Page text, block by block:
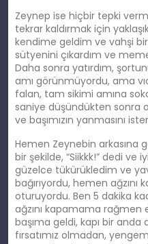
Zeynep ise hiçbir tepki
tekrar kaldırmak için
kendime geldim ve vahşi
sütyenini çıkardım ve
Daha sonra yatırdım,
amı görünmüyordu, ama
falan, tam sikimi amına
saniye düşündükten sonra
ve başımızın yanmasını
Hemen Zeynebin
bir şekilde, “Siikkk!” dedi
güzelce tükürükledim ve
bağırıyordu, hemen
oturuyordu. Ben 5 dakika
ağzını kapamama rağmen
başıma geldi, kapı bir
fırsatımız olmadan,